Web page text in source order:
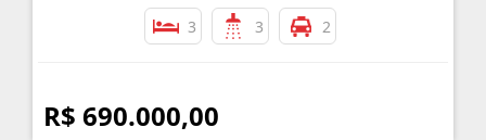
3 3 2
R$ 690.000,00